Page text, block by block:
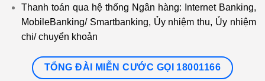
Thanh toán qua hệ thống Ngân hàng: Internet Banking,
MobileBanking/ Smartbanking, Ủy nhiệm thu, Ủy nhiệm
chi/ chuyển khoản
TỔNG ĐÀI MIỄN CƯỚC GỌI 18001166